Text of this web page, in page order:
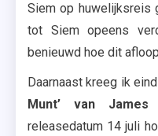
Siem op huwelijksreis
tot Siem opeens
benieuwd hoe dit
Daarnaast kreeg ik
Munt’ van James
releasedatum 14 juli